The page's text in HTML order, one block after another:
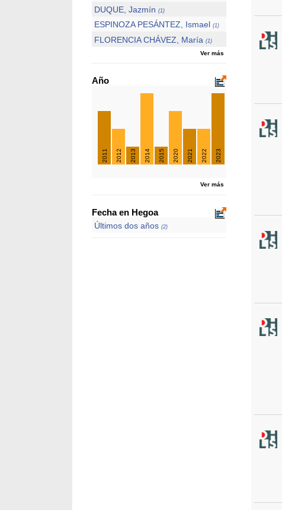
DUQUE, Jazmín (1)
ESPINOZA PESÁNTEZ, Ismael (1)
FLORENCIA CHÁVEZ, María (1)
Ver más
Año
2011 2012 2013 2014 2015 2020 2021 2022 2023
Ver más
Fecha en Hegoa
Últimos dos años (2)